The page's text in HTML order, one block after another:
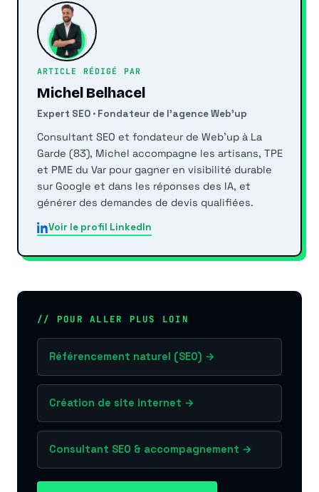
ARTICLE RÉDIGÉ PAR
Michel Belhacel
Expert SEO · Fondateur de l'agence Web'up
Consultant SEO et fondateur de Web'up à La
Garde (83), Michel accompagne les artisans, TPE
et PME du Var pour gagner en visibilité durable
sur Google et dans les réponses des IA, et
générer des demandes de devis qualifiées.
Voir le profil LinkedIn
// POUR ALLER PLUS LOIN
Référencement naturel (SEO) →
Création de site internet →
Consultant SEO & accompagnement →